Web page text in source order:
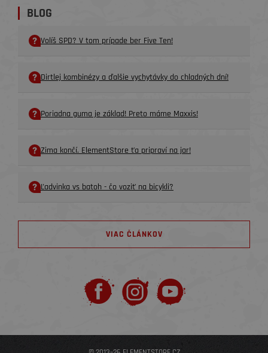
BLOG
Volíš SPD? V tom prípade ber Five Ten!
Dirtlej kombinézy a ďalšie vychytávky do chladných dní!
Poriadna guma je základ! Preto máme Maxxis!
Zima končí. ElementStore ťa pripraví na jar!
Ľadvinka vs batoh - čo voziť na bicykli?
VIAC ČLÁNKOV